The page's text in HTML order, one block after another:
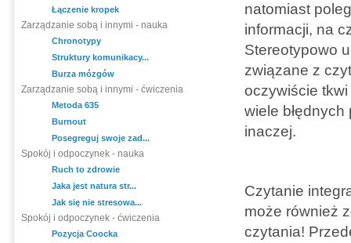
Łączenie kropek
Zarządzanie sobą i innymi - nauka
Chronotypy
Struktury komunikacy...
Burza mózgów
Zarządzanie sobą i innymi - ćwiczenia
Metoda 635
Burnout
Posegreguj swoje zad...
Spokój i odpoczynek - nauka
Ruch to zdrowie
Jaka jest natura str...
Jak się nie stresowa...
Spokój i odpoczynek - ćwiczenia
Pozycja Coocka
natomiast
informacji, na
Stereotypowo
związane z
oczywiście tkwi
wiele
inaczej.
Czytanie
może również
czytania!